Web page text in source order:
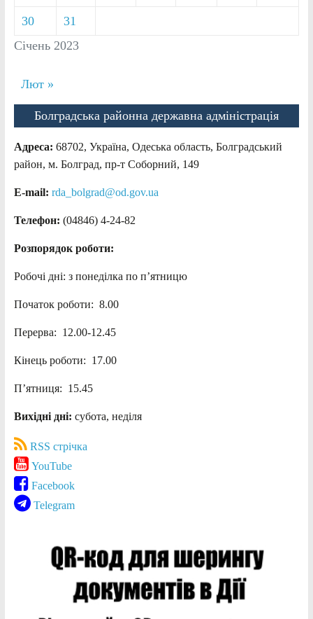
Січень 2023
30 31
Лют »
Болградська районна державна адміністрація
Адреса: 68702, Україна, Одеська область, Болградський
район, м. Болград, пр-т Соборний, 149
E-mail: rda_bolgrad@od.gov.ua
Телефон: (04846) 4-24-82
Розпорядок роботи:
Робочі дні: з понеділка по п’ятницю
Початок роботи: 8.00
Перерва: 12.00-12.45
Кінець роботи: 17.00
П’ятниця: 15.45
Вихідні дні: субота, неділя
RSS стрічка
YouTube
Facebook
Telegram